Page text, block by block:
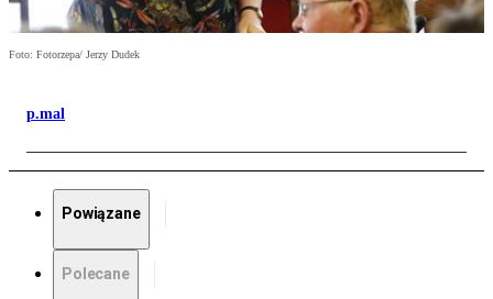
Foto: Fotorzepa/ Jerzy Dudek
p.mal
Powiązane
Polecane